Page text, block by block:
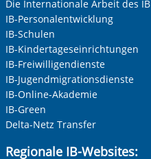
Die Internationale Arbeit des IB
IB-Personalentwicklung
IB-Schulen
IB-Kindertageseinrichtungen
IB-Freiwilligendienste
IB-Jugendmigrationsdienste
IB-Online-Akademie
IB-Green
Delta-Netz Transfer
Regionale IB-Websites: